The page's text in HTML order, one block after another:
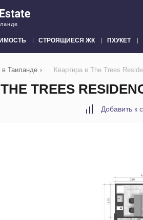
СТРОЯЩИЕСЯ ЖК ПХУКЕТ
Таиланде › Квартира в The Trees
TREES
Добавить к